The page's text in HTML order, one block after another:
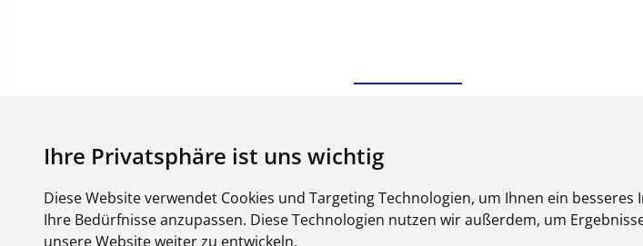
Ihre Privatsphäre ist uns wichtig
Diese Website verwendet Cookies und Targeting Technologien, um Ihnen ein
Ihre Bedürfnisse anzupassen. Diese Technologien nutzen wir außerdem, um
unsere Website weiter zu entwickeln.